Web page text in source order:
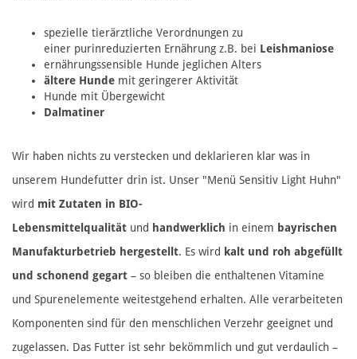
spezielle tierärztliche Verordnungen zu
einer purinreduzierten Ernährung z.B. bei Leishmaniose
ernährungssensible Hunde jeglichen Alters
ältere Hunde mit geringerer Aktivität
Hunde mit Übergewicht
Dalmatiner
Wir haben nichts zu verstecken und deklarieren klar was in
unserem Hundefutter drin ist. Unser "Menü Sensitiv Light Huhn"
wird mit Zutaten in BIO-
Lebensmittelqualität und handwerklich in einem bayrischen
Manufakturbetrieb hergestellt. Es wird kalt und roh abgefüllt
und schonend gegart – so bleiben die enthaltenen Vitamine
und Spurenelemente weitestgehend erhalten. Alle verarbeiteten
Komponenten sind für den menschlichen Verzehr geeignet und
zugelassen. Das Futter ist sehr bekömmlich und gut verdaulich –